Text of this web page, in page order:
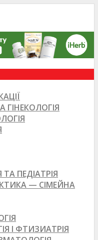
ГІНЕКОЛОГІЯ
ПЕДІАТРІЯ
— СІМЕЙНА
І ФТИЗИАТРІЯ